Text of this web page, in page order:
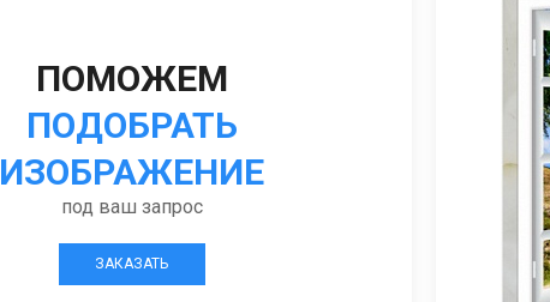
ПОМОЖЕМ
ПОДОБРАТЬ
ИЗОБРАЖЕНИЕ
под ваш запрос
ЗАКАЗАТЬ